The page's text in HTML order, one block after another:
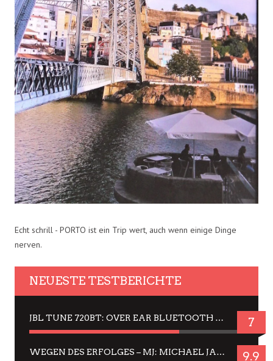
Echt schrill - PORTO ist ein Trip wert, auch wenn einige Dinge
nerven.
NEUESTE TESTBERICHTE
JBL TUNE 720BT: OVER EAR BLUETOOTH KOPFHÖRER UM DIE 50,-€ IM DAUER-TEST 7
WEGEN DES ERFOLGES – MJ: MICHAEL JACKSON MUSICAL IN EINER MATINEE SEHEN 9.9